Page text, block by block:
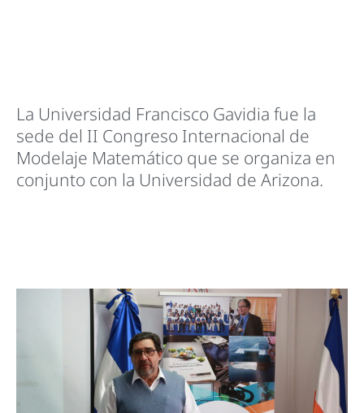
La Universidad Francisco Gavidia fue la
sede del II Congreso Internacional de
Modelaje Matemático que se organiza en
conjunto con la Universidad de Arizona.